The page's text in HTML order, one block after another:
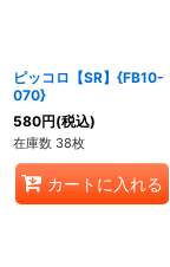
ピッコロ【SR】{FB10-
070}
580円(税込)
在庫数 38枚
カートに入れる